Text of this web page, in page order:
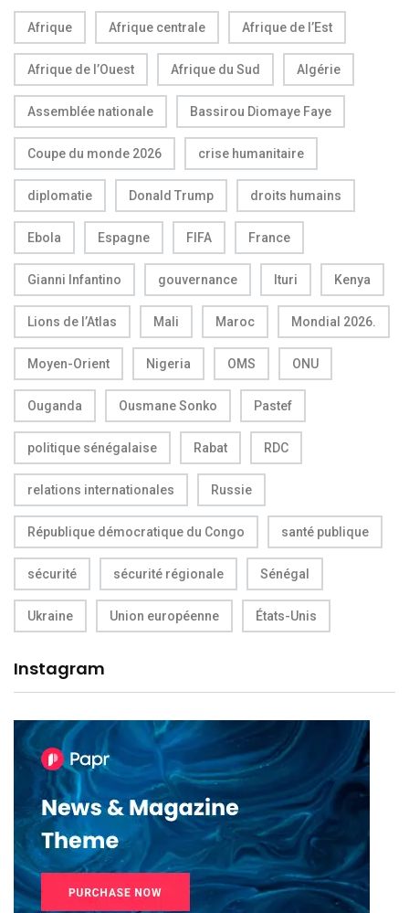
Afrique Afrique centrale Afrique de l’Est
Afrique de l’Ouest Afrique du Sud Algérie
Assemblée nationale Bassirou Diomaye Faye
Coupe du monde 2026 crise humanitaire
diplomatie Donald Trump droits humains
Ebola Espagne FIFA France
Gianni Infantino gouvernance Ituri Kenya
Lions de l’Atlas Mali Maroc Mondial 2026.
Moyen-Orient Nigeria OMS ONU
Ouganda Ousmane Sonko Pastef
politique sénégalaise Rabat RDC
relations internationales Russie
République démocratique du Congo santé publique
sécurité sécurité régionale Sénégal
Ukraine Union européenne États-Unis
Instagram